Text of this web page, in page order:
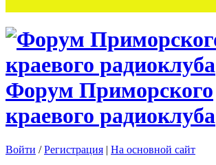
Форум Приморского
краевого радиоклуба
Войти /Регистрация | На основной сайт